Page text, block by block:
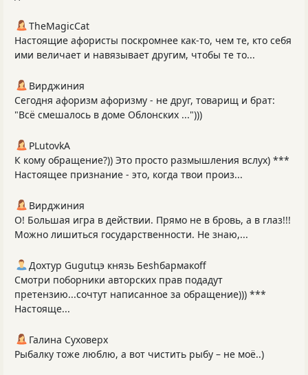
TheMagicCat
Настоящие афористы поскромнее как-то, чем те, кто себя
ими величает и навязывает другим, чтобы те то...
Вирджиния
Сегодня афоризм афоризму - не друг, товарищ и брат:
"Всё смешалось в доме Облонских ...")))
PLutоvkА
К кому обращение?)) Это просто размышления вслух) ***
Настоящее признание - это, когда твои произ...
Вирджиния
О! Большая игра в действии. Прямо не в бровь, а в глаз!!!
Можно лишиться государственности. Не знаю,...
Дохтур Gugutцэ князь Беshбармакоff
Смотри поборники авторских прав подадут
претензию...сочтут написанное за обращение))) ***
Настояще...
Галина Суховерх
Рыбалку тоже люблю, а вот чистить рыбу – не моё..)